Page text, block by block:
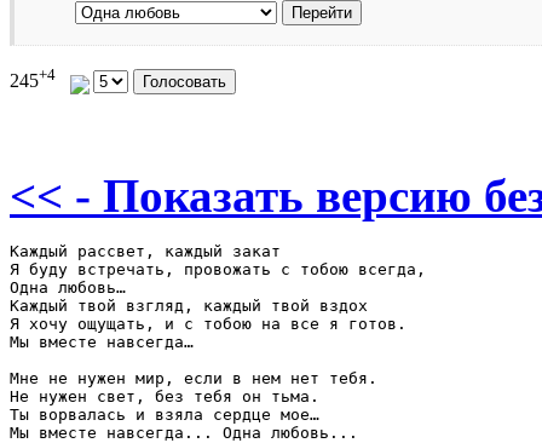
245+4
<< - Показать версию
Каждый рассвет, каждый закат
Я буду встречать, провожать с тобою всегда,
Одна любовь…
Каждый твой взгляд, каждый твой вздох
Я хочу ощущать, и с тобою на все я готов.
Мы вместе навсегда…
Мне не нужен мир, если в нем нет тебя.
Не нужен свет, без тебя он тьма.
Ты ворвалась и взяла сердце мое…
Мы вместе навсегда... Одна любовь...